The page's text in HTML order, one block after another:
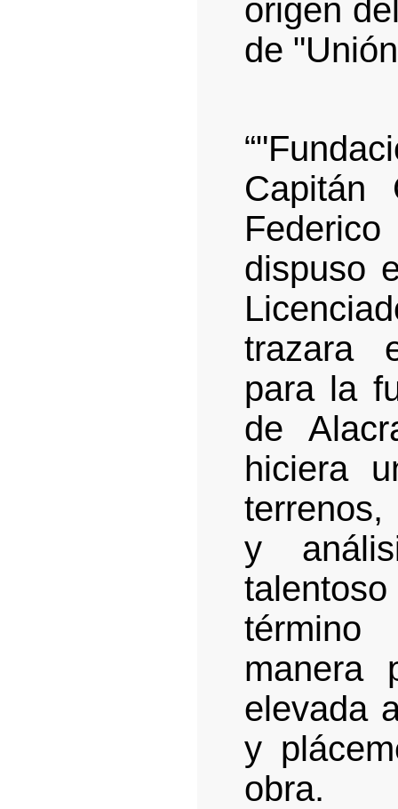
origen
de
dispuso
trazara
para la
de
hiciera
terrenos,
y
manera
elevada
y
obra.